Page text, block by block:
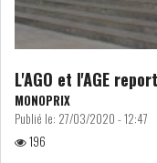
INTERVIEWS
TUSTEX PLUS
L'AGO et l'AGE
MONOPRIX
Publié le: 27/03/2020 - 12:47
196